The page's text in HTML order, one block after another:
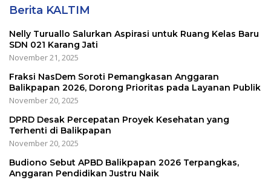
Berita KALTIM
Nelly Turuallo Salurkan Aspirasi untuk Ruang Kelas Baru
SDN 021 Karang Jati
November 21, 2025
Fraksi NasDem Soroti Pemangkasan Anggaran
Balikpapan 2026, Dorong Prioritas pada Layanan Publik
November 20, 2025
DPRD Desak Percepatan Proyek Kesehatan yang
Terhenti di Balikpapan
November 20, 2025
Budiono Sebut APBD Balikpapan 2026 Terpangkas,
Anggaran Pendidikan Justru Naik